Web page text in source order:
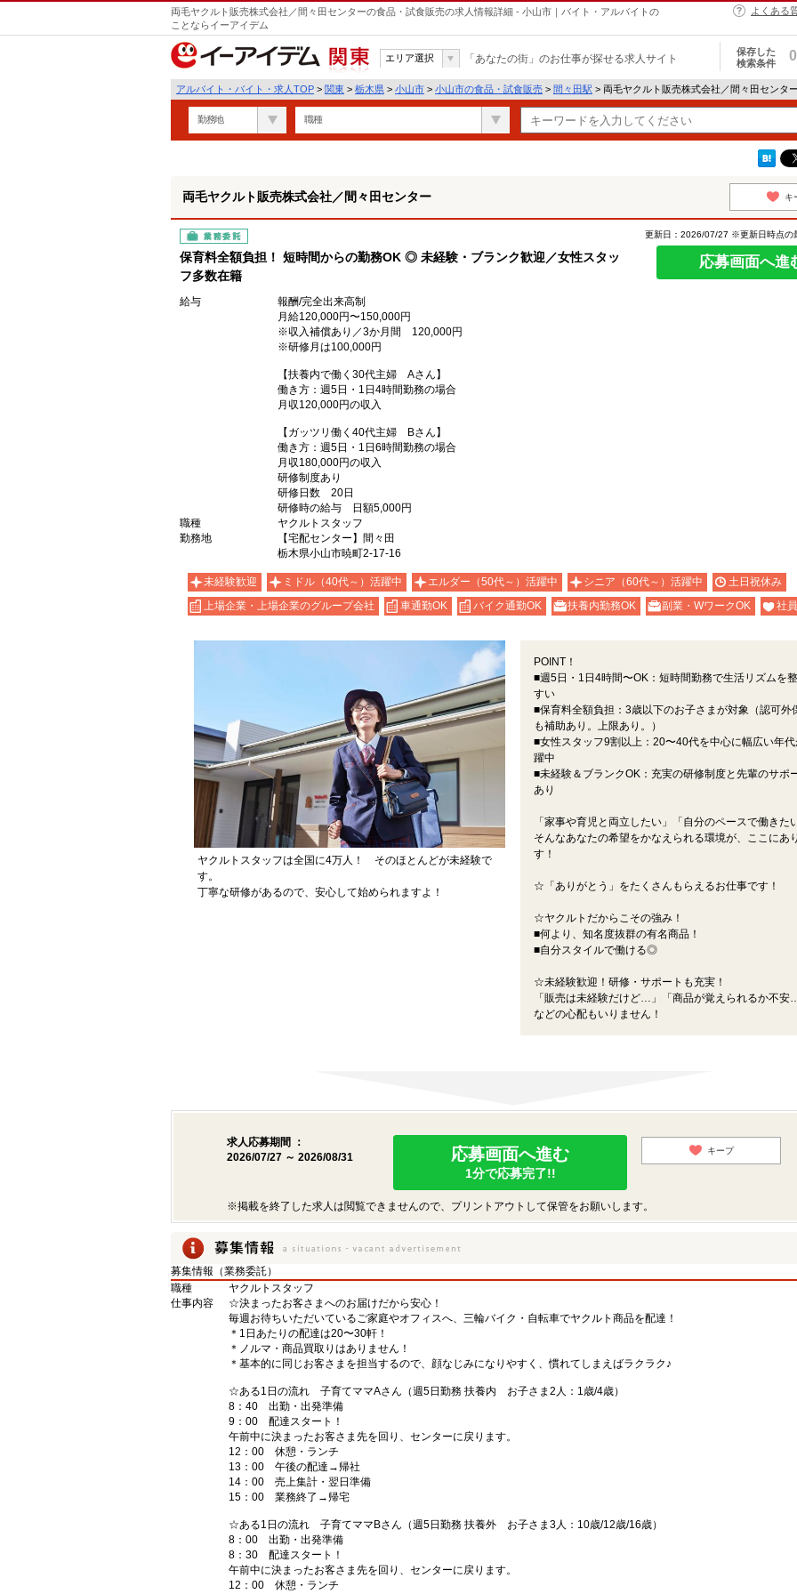
両毛ヤクルト販売株式会社／間々田センターの食品・試食販売の求人情報詳細 - 小山市｜バイト・アルバイトの
ことならイーアイデム
よくある
関東
エリア選択 「あなたの街」のお仕事が探せる求人サイト
保存した
検索条件
0
アルバイト・バイト・求人TOP > 関東 > 栃木県 > 小山市 > 小山市の食品・試食販売 > 間々田駅 > 両毛ヤクルト販売株式会社／間々田センタ
勤務地 職種
両毛ヤクルト販売株式会社／間々田センター キ
業務委託
保育料全額負担！ 短時間からの勤務OK ◎ 未経験・ブランク歓迎／女性スタッ
フ多数在籍
更新日：2026/07/27 ※更新日時点の
応募画面へ進
給与
報酬/完全出来高制
月給120,000円〜150,000円
※収入補償あり／3か月間 120,000円
※研修月は100,000円
【扶養内で働く30代主婦 Aさん】
働き方：週5日・1日4時間勤務の場合
月収120,000円の収入
【ガッツリ働く40代主婦 Bさん】
働き方：週5日・1日6時間勤務の場合
月収180,000円の収入
研修制度あり
研修日数 20日
研修時の給与 日額5,000円
職種
ヤクルトスタッフ
勤務地
【宅配センター】間々田
栃木県小山市暁町2-17-16
未経験歓迎 ミドル（40代～）活躍中 エルダー（50代～）活躍中 シニア（60代～）活躍中
土日祝休み
上場企業・上場企業のグループ会社
車通勤OK バイク通勤OK 扶養内勤務OK 副業・WワークOK 社
ヤクルトスタッフは全国に4万人！ そのほとんどが未経験で
す。
丁寧な研修があるので、安心して始められますよ！
POINT！
■週5日・1日4時間〜OK：短時間勤務で生活リズムを
すい
■保育料全額負担：3歳以下のお子さまが対象（認可外
も補助あり。上限あり。）
■女性スタッフ9割以上：20〜40代を中心に幅広い年代
躍中
■未経験＆ブランクOK：充実の研修制度と先輩のサポ
あり
「家事や育児と両立したい」「自分のペースで働きたい
そんなあなたの希望をかなえられる環境が、ここにあ
す！
☆「ありがとう」をたくさんもらえるお仕事です！
☆ヤクルトだからこその強み！
■何より、知名度抜群の有名商品！
■自分スタイルで働ける◎
☆未経験歓迎！研修・サポートも充実！
「販売は未経験だけど…」「商品が覚えられるか不安…
などの心配もいりません！
求人応募期間 ：
2026/07/27 ～ 2026/08/31
応募画面へ進む
1分で応募完了!!
キープ
※掲載を終了した求人は閲覧できませんので、プリントアウトして保管をお願いします。
募集情報（業務委託）
職種
ヤクルトスタッフ
仕事内容
☆決まったお客さまへのお届けだから安心！
毎週お待ちいただいているご家庭やオフィスへ、三輪バイク・自転車でヤクルト商品を配達！
＊1日あたりの配達は20〜30軒！
＊ノルマ・商品買取りはありません！
＊基本的に同じお客さまを担当するので、顔なじみになりやすく、慣れてしまえばラクラク♪
☆ある1日の流れ 子育てママAさん（週5日勤務 扶養内 お子さま2人：1歳/4歳）
8：40 出勤・出発準備
9：00 配達スタート！
午前中に決まったお客さま先を回り、センターに戻ります。
12：00 休憩・ランチ
13：00 午後の配達→帰社
14：00 売上集計・翌日準備
15：00 業務終了→帰宅
☆ある1日の流れ 子育てママBさん（週5日勤務 扶養外 お子さま3人：10歳/12歳/16歳）
8：00 出勤・出発準備
8：30 配達スタート！
午前中に決まったお客さま先を回り、センターに戻ります。
12：00 休憩・ランチ